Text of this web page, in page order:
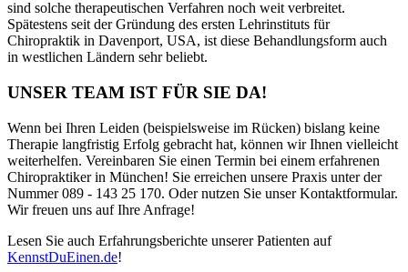
sind solche therapeutischen Verfahren noch weit verbreitet.
Spätestens seit der Gründung des ersten Lehrinstituts für
Chiropraktik in Davenport, USA, ist diese Behandlungsform auch
in westlichen Ländern sehr beliebt.
UNSER TEAM IST FÜR SIE DA!
Wenn bei Ihren Leiden (beispielsweise im Rücken) bislang keine
Therapie langfristig Erfolg gebracht hat, können wir Ihnen vielleicht
weiterhelfen. Vereinbaren Sie einen Termin bei einem erfahrenen
Chiropraktiker in München! Sie erreichen unsere Praxis unter der
Nummer 089 - 143 25 170. Oder nutzen Sie unser Kontaktformular.
Wir freuen uns auf Ihre Anfrage!
Lesen Sie auch Erfahrungsberichte unserer Patienten auf
KennstDuEinen.de!